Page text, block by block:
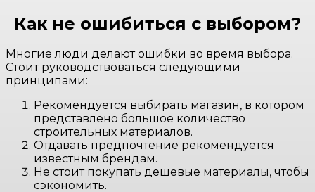
Как не ошибиться с выбором?
Многие люди делают ошибки во время выбора.
Стоит руководствоваться следующими
принципами:
Рекомендуется выбирать магазин, в котором
представлено большое количество
строительных материалов.
Отдавать предпочтение рекомендуется
известным брендам.
Не стоит покупать дешевые материалы, чтобы
сэкономить.